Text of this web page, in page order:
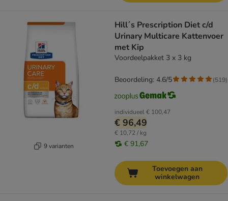
9 varianten
Hill´s Prescription Diet c/d
Urinary Multicare Kattenvoer
met Kip
Voordeelpakket 3 x 3 kg
individueel€ 100,47
€ 96,49
€ 10,72 / kg
€ 91,67
Beoordeling: 4.6/5 (519)
Toevoegen aan
winkelwagen